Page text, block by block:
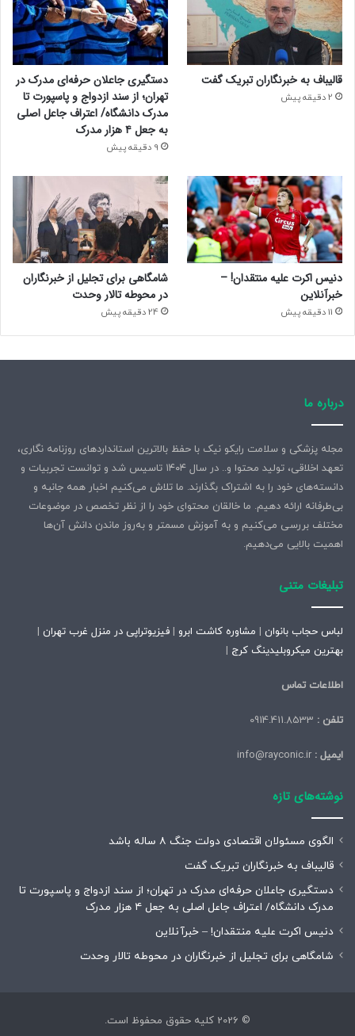
قالیباف به خبرنگاران تبریک گفت
2 دقیقه پیش
دستگیری جاعلان حرفه‌ای مدرک در
تهران؛ از سند ازدواج و پاسپورت تا
مدرک دانشگاه/ اعتراف جاعل اصلی
به جعل ۴ هزار مدرک
9 دقیقه پیش
دنیس اکرت علیه منتقدان! –
خبرآنلاین
11 دقیقه پیش
شامگاهی برای تجلیل از خبرنگاران
در محوطه تالار وحدت
24 دقیقه پیش
درباره ما
مجله پزشکی و سلامت رایکو نیک با حفظ بالاترین استانداردهای روزنامه نگاری،
تعهد اخلاقی، تولید محتوا و.. در سال ۱۴۰۴ تاسیس شد و توانست تجربیات و
دانسته‌های خود را به اشتراک بگذارند. ما تلاش می‌کنیم اخبار همه جانبه و
بی‌طرفانه ارائه دهیم. ما خالقان محتوای خود را از نظر تخصص در موضوعات
مختلف بررسی می‌کنیم و به آموزش مسمتر و به‌روز ماندن دانش آن‌ها
اهمیت بالایی می‌دهیم.
تبلیغات متنی
لباس حجاب بانوان | مشاوره کاشت ابرو | فیزیوتراپی در منزل غرب تهران |
بهترین میکروبلیدینگ کرج |
اطلاعات تماس
تلفن :
ایمیل :
نوشته‌های تازه
الگوی مسئولان اقتصادی دولت جنگ ۸ ساله باشد
قالیباف به خبرنگاران تبریک گفت
دستگیری جاعلان حرفه‌ای مدرک در تهران؛ از سند ازدواج و پاسپورت تا
مدرک دانشگاه/ اعتراف جاعل اصلی به جعل ۴ هزار مدرک
دنیس اکرت علیه منتقدان! – خبرآنلاین
شامگاهی برای تجلیل از خبرنگاران در محوطه تالار وحدت
© 2026 کلیه حقوق محفوظ است.